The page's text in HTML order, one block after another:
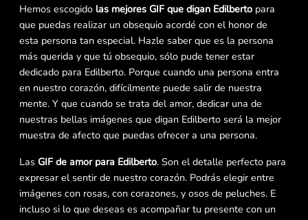
Hemos escogido las mejores GIF que digan Edilberto para
que puedas realizar un obsequio acordé con el honor de
esta persona tan especial. Hazle saber que es la persona
más querida y que tú obsequio, sólo pude tener estar
dedicado para Edilberto. Porque cuando una persona entra
en nuestro corazón, difícilmente puede salir de nuestra
mente. Y que cuando se trata del amor, dedicar una de
nuestras bellas imágenes que digan Edilberto será la mejor
muestra de afecto que puedas ofrecer a una persona.
Las GIF de amor para Edilberto. Son el detalle perfecto para
expresar el sentir de nuestro corazón. Podrás elegir entre
imágenes con rosas, con corazones, y osos de peluches. E
incluso si lo que deseas es acompañar tu presente con un